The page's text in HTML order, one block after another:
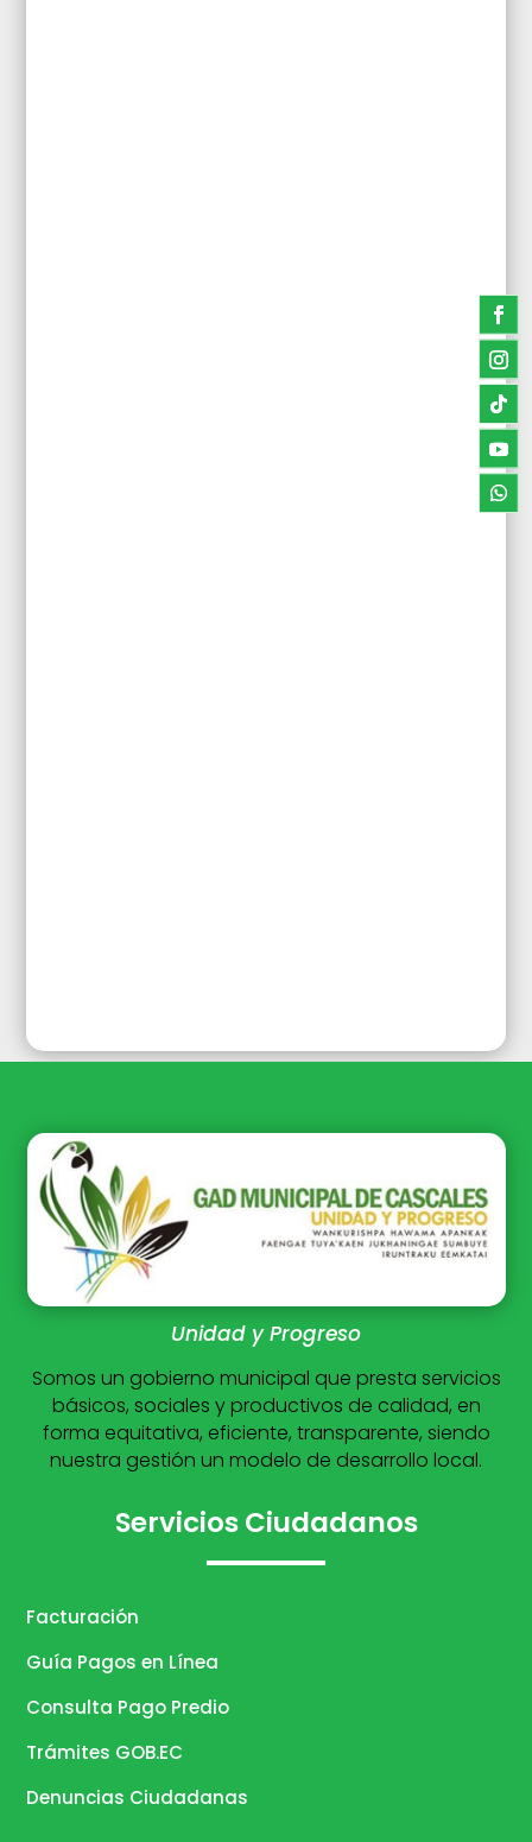
Unidad y Progreso
Somos un gobierno municipal que presta servicios
básicos, sociales y productivos de calidad, en
forma equitativa, eficiente, transparente, siendo
nuestra gestión un modelo de desarrollo local.
Servicios Ciudadanos
Facturación
Guía Pagos en Línea
Consulta Pago Predio
Trámites GOB.EC
Denuncias Ciudadanas